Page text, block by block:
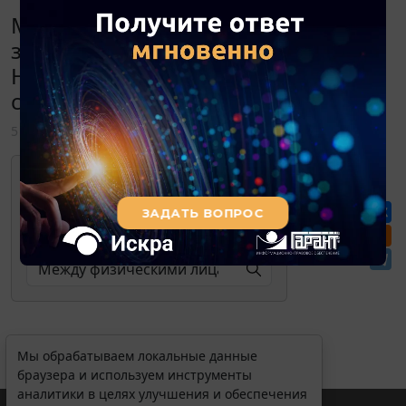
Между физическими лицами
заключен договор дарения акций.
Нужно ли уведомлять налоговую
службу об этом?
5 марта 2012
Для просмотра актуального текста
документа и получения полной
информации о вступлении в силу,
изменениях и порядке применения
документа, воспользуйтесь поиском в
Интернет-версии системы ГАРАНТ:
Перепечатка
Мы обрабатываем локальные данные
браузера и используем инструменты
аналитики в целях улучшения и обеспечения